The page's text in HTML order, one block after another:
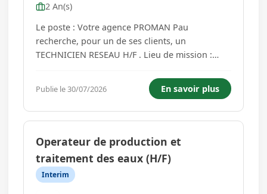
2 An(s)
Le poste : Votre agence PROMAN Pau
recherche, pour un de ses clients, un
TECHNICIEN RESEAU H/F . Lieu de mission :
Exploiter les réseaux d'eau et d'assainissement,
assurer la qualité de service auprès des
usagers, veiller à la performance et l'inté...
Publie le 30/07/2026 En savoir plus
Operateur de production et
traitement des eaux (H/F)
Interim